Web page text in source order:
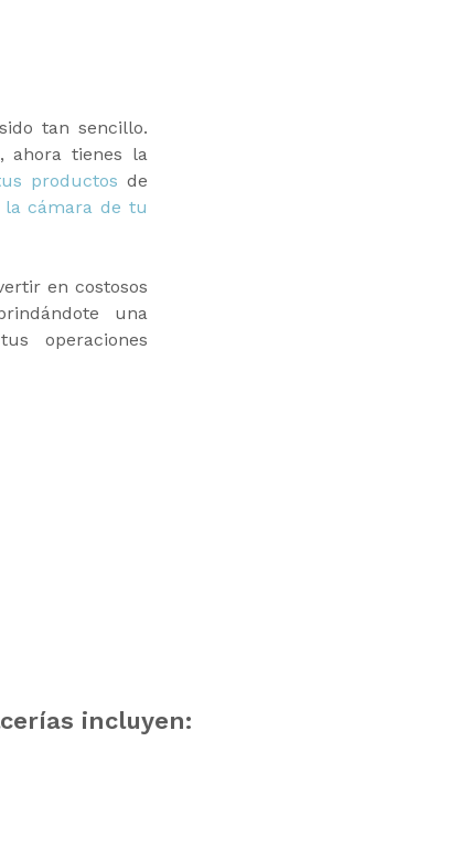
tan sencillo.
ahora tienes la
productos de
cámara de tu
en costosos
una
operaciones
incluyen: